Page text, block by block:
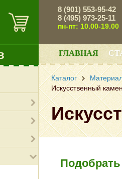
8 (901) 553-95-42
8 (495) 973-25-11
пн-пт: 10.00-19.00
ГЛАВНАЯ
Каталог
Искусственный